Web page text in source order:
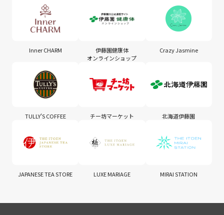
Inner CHARM
伊藤園健康体
オンラインショップ
Crazy Jasmine
TULLY'S COFFEE チー坊マーケット 北海道伊藤園
JAPANESE TEA STORE LUXE MARIAGE MIRAI STATION